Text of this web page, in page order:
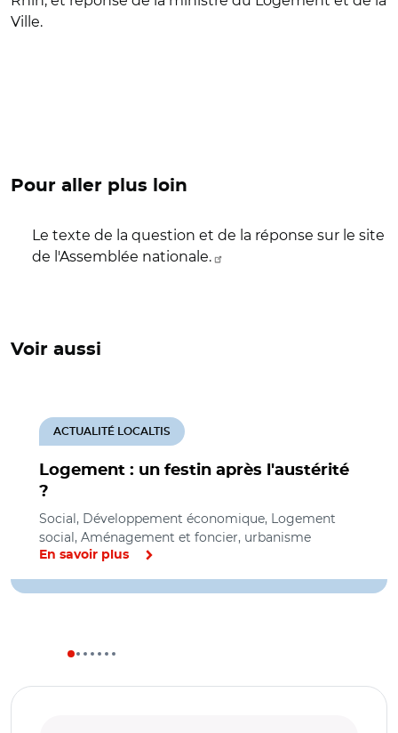
Ville.
Pour aller plus loin
Le texte de la question et de la réponse sur le site
de l'Assemblée nationale.
Voir aussi
Logement : un festin après l'austérité
?
ACTUALITÉ LOCALTIS
Social, Développement économique, Logement
social, Aménagement et foncier, urbanisme
En savoir plus